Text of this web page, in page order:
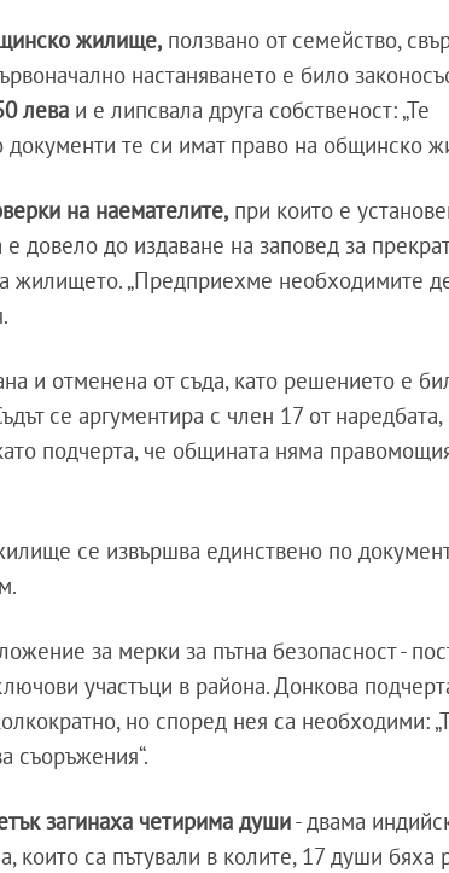
жилище, ползвано от семейство,
настаняването е било
лева и е липсвала друга собственост: „Те
те си имат право на общинско
на наемателите, при които е
довело до издаване на заповед за
„Предприехме необходимите
и отменена от съда, като решението е
се аргументира с член 17 от
подчерта, че общината няма
се извършва единствено по
за мерки за пътна безопасност -
участъци в района. Донкова
но според нея са необходими:
съоръжения“.
загинаха четирима души- двама
които са пътували в колите, 17 души бяха